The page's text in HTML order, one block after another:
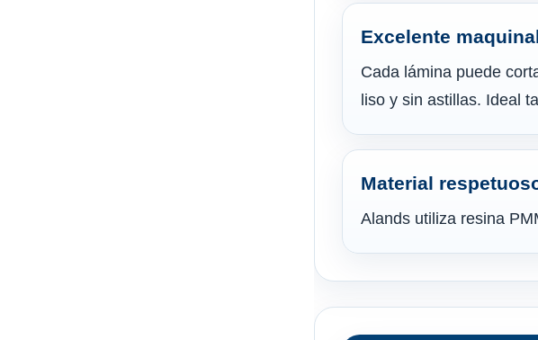
Excelente
Cada lámina puede
liso y sin astillas. Ideal
Material
Alands utiliza resina